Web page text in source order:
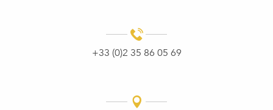
+33 (0)2 35 86 05 69